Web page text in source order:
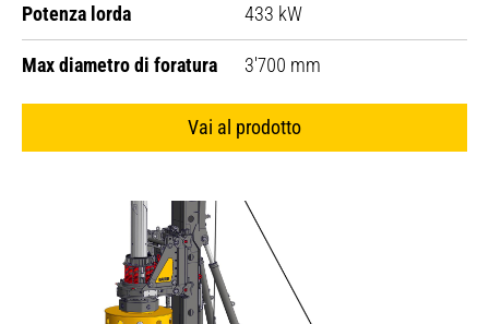
Potenza lorda 433 kW
Max diametro di foratura 3'700 mm
Vai al prodotto